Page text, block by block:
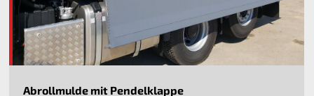
Abrollmulde mit Pendelklappe